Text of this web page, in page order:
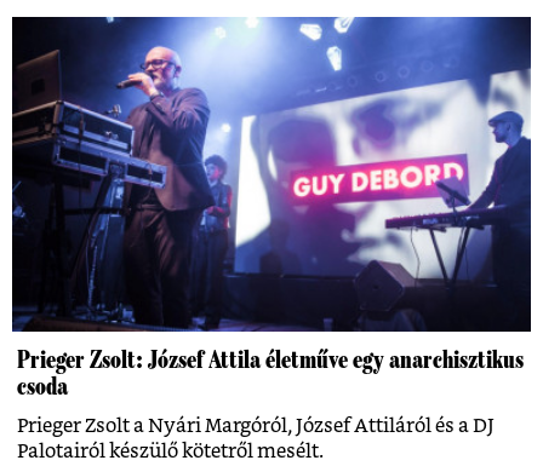
Prieger Zsolt: József Attila életműve egy anarchisztikus
csoda
Prieger Zsolt a Nyári Margóról, József Attiláról és a DJ
Palotairól készülő kötetről mesélt.